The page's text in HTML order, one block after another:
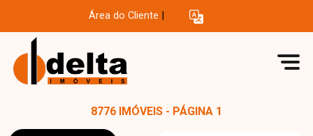
Área do Cliente
8776 IMÓVEIS - PÁGINA 1